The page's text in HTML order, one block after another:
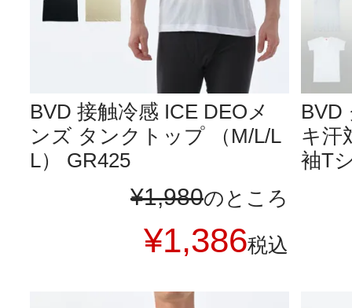
BVD 接触冷感 ICE DEOメ
ンズ タンクトップ （M/L/L
L） GR425
¥1,980のところ
¥1,386税込
BVD
キ汗
袖T